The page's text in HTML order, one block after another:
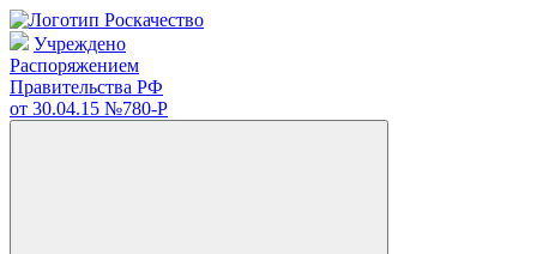
Учреждено
Распоряжением
Правительства РФ
от 30.04.15 №780-Р